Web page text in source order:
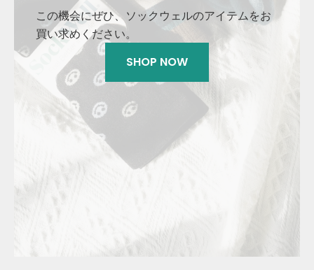
この機会にぜひ、ソックウェルのアイテムをお
買い求めください。
SHOP NOW